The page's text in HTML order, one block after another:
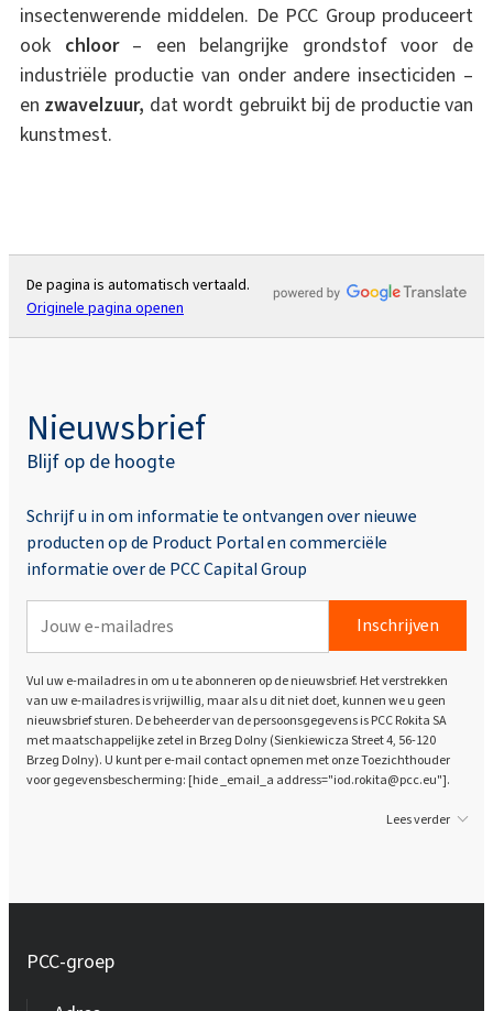
insectenwerende middelen. De PCC Group produceert
ook chloor– een belangrijke grondstof voor de
industriële productie van onder andere insecticiden –
en zwavelzuur, dat wordt gebruikt bij de productie van
kunstmest.
De pagina is automatisch vertaald.
Originele pagina openen
Nieuwsbrief
Blijf op de hoogte
Schrijf u in om informatie te ontvangen over nieuwe
producten op de Product Portal en commerciële
informatie over de PCC Capital Group
Inschrijven
Vul uw e-mailadres in om u te abonneren op de nieuwsbrief. Het verstrekken
van uw e-mailadres is vrijwillig, maar als u dit niet doet, kunnen we u geen
nieuwsbrief sturen. De beheerder van de persoonsgegevens is PCC Rokita SA
met maatschappelijke zetel in Brzeg Dolny (Sienkiewicza Street 4, 56-120
Brzeg Dolny). U kunt per e-mail contact opnemen met onze Toezichthouder
voor gegevensbescherming: [hide _email_a address="iod.rokita@pcc.eu"].
Lees verder
PCC-groep